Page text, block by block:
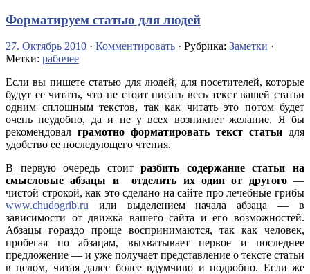
Форматируем статью для людей
27. Октябрь 2010 · Комментировать · Рубрика: Заметки ·
Метки: рабочее
Если вы пишете статью для людей, для посетителей, которые
будут ее читать, что не стоит писать весь текст вашей статьи
одним сплошным текстов, так как читать это потом будет
очень неудобно, да и не у всех возникнет желание. Я бы
рекомендовал грамотно форматировать текст статьи для
удобство ее последующего чтения.
В первую очередь стоитразбить содержание статьи на
смысловые абзацы и отделить их один от другого—
чистой строкой, как это сделано на сайте про лечебные грибы
www.chudogrib.ru или выделением начала абзаца — в
зависимости от движка вашего сайта и его возможностей.
Абзацы гораздо проще воспринимаются, так как человек,
пробегая по абзацам, выхватывает первое и последнее
предложение — и уже получает представление о тексте статьи
в целом, читая далее более вдумчиво и подробно. Если же